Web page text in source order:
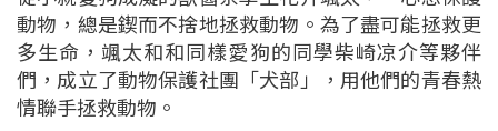
動物，總是鍥而不捨地拯救動物。為了盡可能拯救更
多生命，颯太和和同樣愛狗的同學柴崎凉介等夥伴
們，成立了動物保護社團「犬部」，用他們的青春熱
情聯手拯救動物。